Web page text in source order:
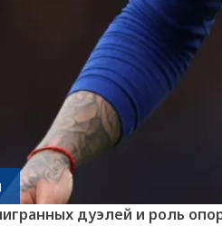
дуэлей и роль